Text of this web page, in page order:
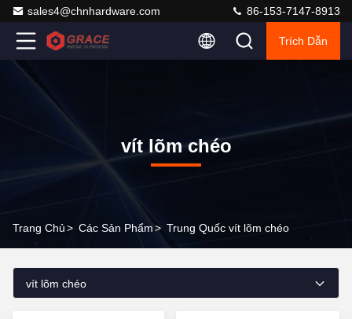
sales4@chnhardware.com 86-153-7147-8913
Trích Dẫn
vít lõm chéo
Trang Chủ> Các Sản Phẩm> Trung Quốc vít lõm chéo
vít lõm chéo